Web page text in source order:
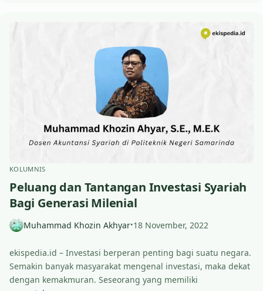
KOLUMNIS
Peluang dan Tantangan Investasi Syariah
Bagi Generasi Milenial
Muhammad Khozin Akhyar•18 November, 2022
ekispedia.id – Investasi berperan penting bagi suatu negara.
Semakin banyak masyarakat mengenal investasi, maka dekat
dengan kemakmuran. Seseorang yang memiliki